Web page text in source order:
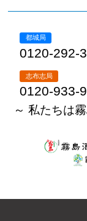
都城局
0120-292-
志布志局
0120-933-
～ 私たちは